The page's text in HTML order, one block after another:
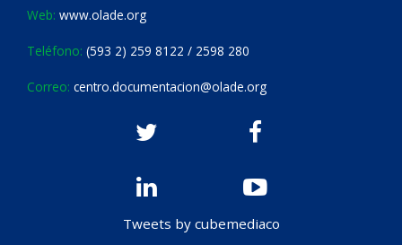
Web: www.olade.org
Teléfono: (593 2) 259 8122 / 2598 280
Correo: centro.documentacion@olade.org
Tweets by cubemediaco